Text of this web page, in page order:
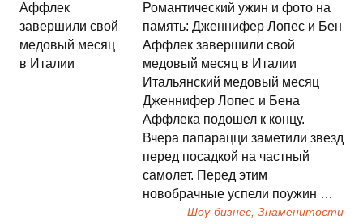
Романтический ужин и фото на
память: Дженнифер Лопес и Бен
Аффлек завершили свой
медовый месяц в Италии
Итальянский медовый месяц
Дженнифер Лопес и Бена
Аффлека подошел к концу.
Вчера папарацци заметили звезд
перед посадкой на частный
самолет. Перед этим
новобрачные успели поужин …
Шоу-бизнес, Знаменитости